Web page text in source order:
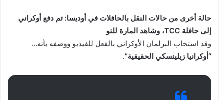
حالة أخرى من حالات النقل بالحافلات في أوديسا: تم دفع أوكراني
إلى حافلة TCC، وشاهد المارة للتو
وقد استجاب البرلمان الأوكراني بالفعل للفيديو ووصفه بأنه…
“أوكرانيا زيلينسكي الحقيقية”.